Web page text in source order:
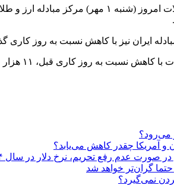
کاری گذشته به ۴۳ هزار و ۹۰۰ تومان و نرخ حواله یورو نیز به ۳۹ هزار و ۹۰۹
۲۱۴ تومان ارزش‌گذاری شده و نرخ حواله درهم نیز ۱۰ هزار و ۱۹۴ تومان است.
می‌رود؟
و آمریکا چقدر کاهش می‌یابد؟
نرخ دلار در سال ۱۴۰۴ به ۱۱۰ و سپس ۱۷۸ هزار تومان می‌رسد
گران‌تر خواهد شد
نمی‌گیرد؟